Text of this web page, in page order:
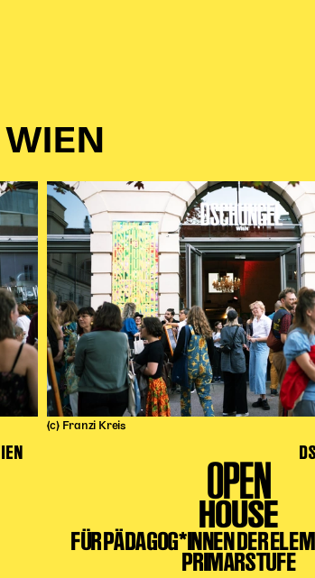
(c) Franzi Kreis
OPEN
HOUSE
FÜR PÄDAGOG*INNEN DER
PRIMARSTUFE